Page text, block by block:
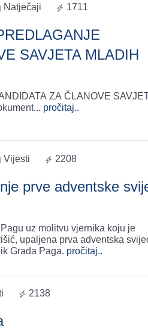
Natječaji 1711
SAVJETA MLADIH
ZA ČLANOVE
... pročitaj..
Vijesti 2208
prve adventske
uz molitvu vjernika koju je
upaljena prva adventska
Grada Paga. pročitaj..
2138